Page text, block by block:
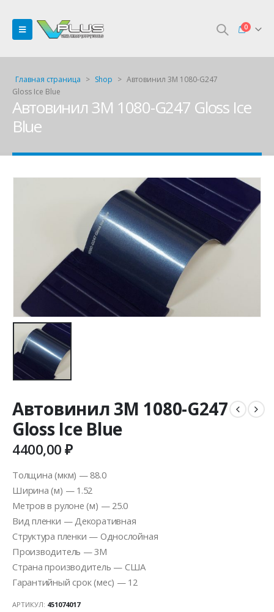
0
Главная страница > Shop > Автовинил 3M 1080-G247
Gloss Ice Blue
Автовинил 3M 1080-G247 Gloss Ice
Blue
Автовинил 3M 1080-G247
Gloss Ice Blue
4400,00₽
Толщина (мкм) — 88.0
Ширина (м) — 1.52
Метров в рулоне (м) — 25.0
Вид пленки — Декоративная
Структура пленки — Однослойная
Производитель — 3M
Страна производитель — США
Гарантийный срок (мес) — 12
АРТИКУЛ: 451074017